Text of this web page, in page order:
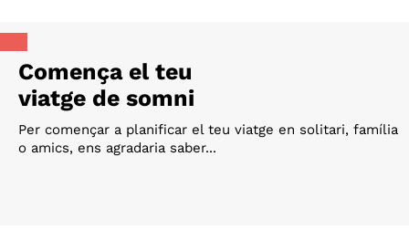
Comença el teu
viatge de somni
Per començar a planificar el teu viatge en solitari, família
o amics, ens agradaria saber...